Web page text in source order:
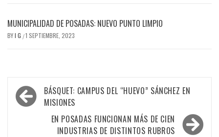
MUNICIPALIDAD DE POSADAS: NUEVO PUNTO LIMPIO
BYI G /1 SEPTIEMBRE, 2023
Navegación
de
entradas
BÁSQUET: CAMPUS DEL “HUEVO” SÁNCHEZ EN
MISIONES
EN POSADAS FUNCIONAN MÁS DE CIEN
INDUSTRIAS DE DISTINTOS RUBROS